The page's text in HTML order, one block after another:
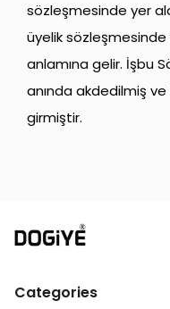
sözleşmesinde yer
üyelik
anlamına gelir. İşbu
anında akdedilmiş ve
girmiştir.
Categories